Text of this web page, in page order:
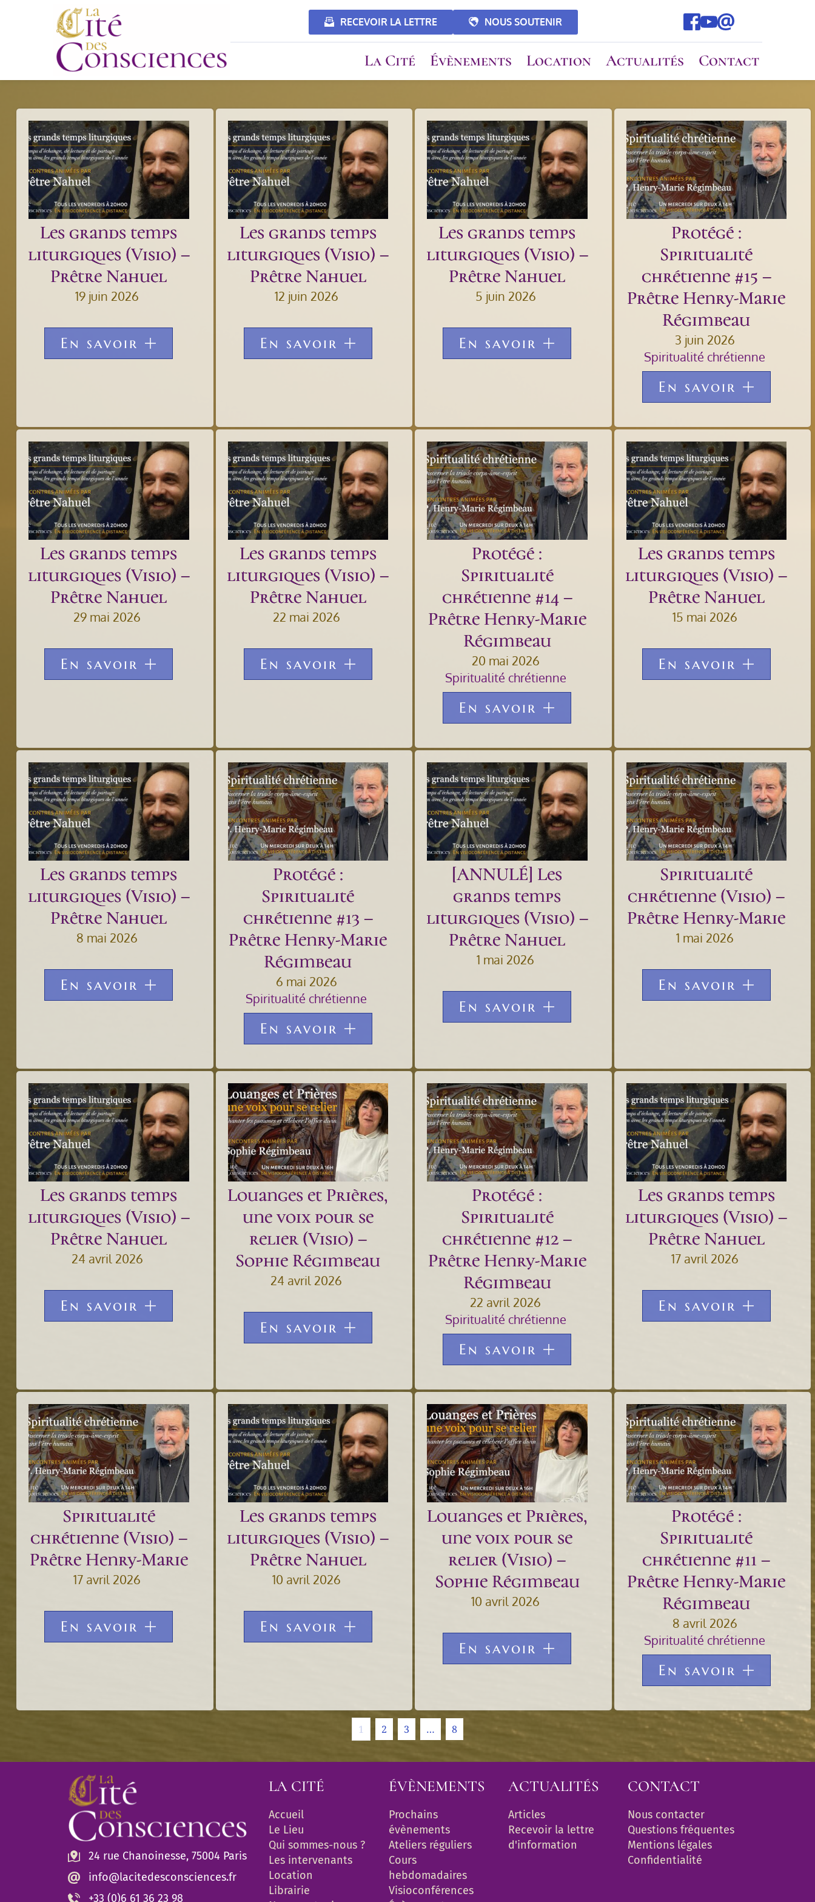
RECEVOIR LA LETTRE NOUS SOUTENIR
La Cité Évènements Location Actualités Contact
Les grands temps
liturgiques (Visio) –
Prêtre Nahuel
19 juin 2026
En savoir
Les grands temps
liturgiques (Visio) –
Prêtre Nahuel
12 juin 2026
En savoir
Les grands temps
liturgiques (Visio) –
Prêtre Nahuel
5 juin 2026
En savoir
Protégé :
Spiritualité
chrétienne #15 –
Prêtre Henry-Marie
Régimbeau
3 juin 2026
Spiritualité chrétienne
En savoir
Les grands temps
liturgiques (Visio) –
Prêtre Nahuel
29 mai 2026
En savoir
Les grands temps
liturgiques (Visio) –
Prêtre Nahuel
22 mai 2026
En savoir
Protégé :
Spiritualité
chrétienne #14 –
Prêtre Henry-Marie
Régimbeau
20 mai 2026
Spiritualité chrétienne
En savoir
Les grands temps
liturgiques (Visio) –
Prêtre Nahuel
15 mai 2026
En savoir
Les grands temps
liturgiques (Visio) –
Prêtre Nahuel
8 mai 2026
En savoir
Protégé :
Spiritualité
chrétienne #13 –
Prêtre Henry-Marie
Régimbeau
6 mai 2026
Spiritualité chrétienne
En savoir
[ANNULÉ] Les
grands temps
liturgiques (Visio) –
Prêtre Nahuel
1 mai 2026
En savoir
Spiritualité
chrétienne (Visio) –
Prêtre Henry-Marie
1 mai 2026
En savoir
Les grands temps
liturgiques (Visio) –
Prêtre Nahuel
24 avril 2026
En savoir
Louanges et Prières,
une voix pour se
relier (Visio) –
Sophie Régimbeau
24 avril 2026
En savoir
Protégé :
Spiritualité
chrétienne #12 –
Prêtre Henry-Marie
Régimbeau
22 avril 2026
Spiritualité chrétienne
En savoir
Les grands temps
liturgiques (Visio) –
Prêtre Nahuel
17 avril 2026
En savoir
Spiritualité
chrétienne (Visio) –
Prêtre Henry-Marie
17 avril 2026
En savoir
Les grands temps
liturgiques (Visio) –
Prêtre Nahuel
10 avril 2026
En savoir
Louanges et Prières,
une voix pour se
relier (Visio) –
Sophie Régimbeau
10 avril 2026
En savoir
Protégé :
Spiritualité
chrétienne #11 –
Prêtre Henry-Marie
Régimbeau
8 avril 2026
Spiritualité chrétienne
En savoir
1 2 3 … 8
24 rue Chanoinesse, 75004 Paris
info@lacitedesconsciences.fr
+33 (0)6 61 36 23 98
LA CITÉ
Accueil
Le Lieu
Qui sommes-nous ?
Les intervenants
Location
Librairie
ÉVÈNEMENTS
Prochains
évènements
Ateliers réguliers
Cours
hebdomadaires
Visioconférences
ACTUALITÉS
Articles
Recevoir la lettre
d'information
CONTACT
Nous contacter
Questions fréquentes
Mentions légales
Confidentialité